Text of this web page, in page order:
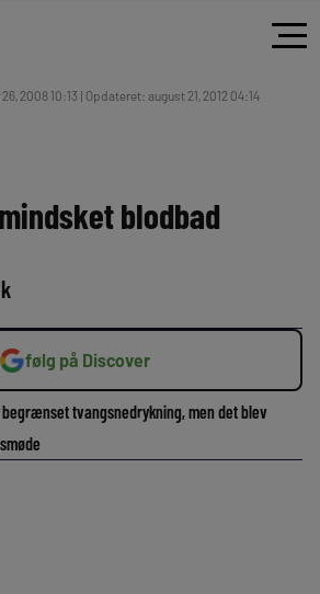
2008 10:13 | Opdateret: august 21, 2012 04:14
blodbad
følg på Discover
tvangsnedrykning, men det blev